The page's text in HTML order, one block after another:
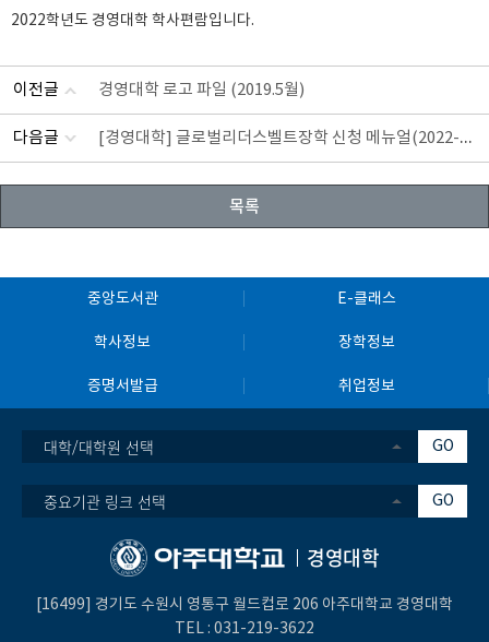
2022학년도 경영대학 학사편람입니다.
이전글 경영대학 로고 파일 (2019.5월)
다음글 [경영대학] 글로벌리더스벨트장학 신청 메뉴얼(2022-1학기 업데이트 버전)
목록
중앙도서관 E-클래스
학사정보 장학정보
증명서발급 취업정보
대학/대학원 선택 GO
중요기관 링크 선택 GO
경영대학
[16499] 경기도 수원시 영통구 월드컵로 206 아주대학교 경영대학
TEL : 031-219-3622